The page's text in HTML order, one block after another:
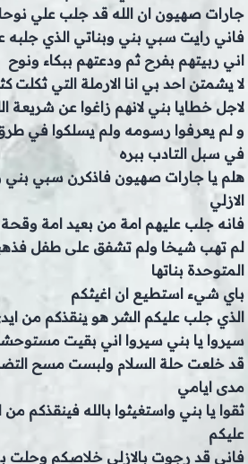
جارات صهيون ان الله قد جلب علي
فاني رايت سبي بني وبناتي الذي جلبه
اني ربيتهم بفرح ثم ودعتهم ببكاء ونوح
لا يشمتن احد بي انا الارملة التي
لاجل خطايا بني لانهم زاغوا عن شريعة
و لم يعرفوا رسومه ولم يسلكوا في طرق
في سبل التادب ببره
هلم يا جارات صهيون فاذكرن سبي بني
الازلي
فانه جلب عليهم امة من بعيد امة
لم تهب شيخا ولم تشفق على طفل فذهبوا
المتوحدة بناتها
باي شيء استطيع ان اغيثكم
الذي جلب عليكم الشر هو ينقذكم من
سيروا يا بني سيروا اني بقيت
قد خلعت حلة السلام ولبست مسح
مدى ايامي
ثقوا يا بني واستغيثوا بالله فينقذكم من
عليكم
فاني قد رجوت بالازلي خلاصكم